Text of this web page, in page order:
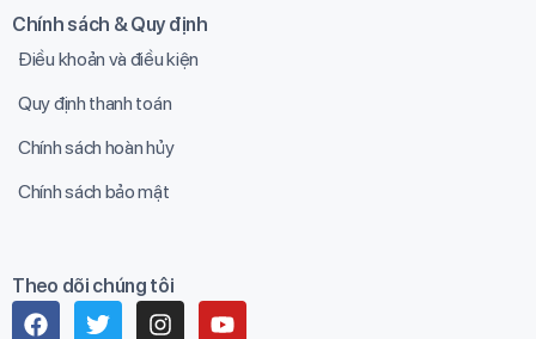
Chính sách & Quy định
Điều khoản và điều kiện
Quy định thanh toán
Chính sách hoàn hủy
Chính sách bảo mật
Theo dõi chúng tôi